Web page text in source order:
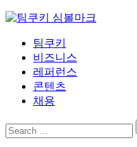
Skip
content팀쿠키
비즈니스
레퍼런스
콘텐츠
채용
Search
for: